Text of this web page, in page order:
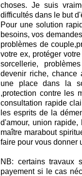
choses. Je suis
difficultés dans le but
Pour une solution
besoins, vos
problèmes de
votre ex, protéger
sorcellerie,
devenir riche, chance
une place dans la
,protection contre les
consultation rapide
les esprits de la
d'amour, union
maître marabout
faire pour vous donner
NB: certains travaux
payement si le cas